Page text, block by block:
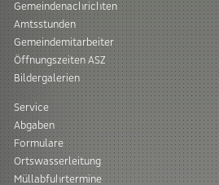
Gemeindenachrichten
Amtsstunden
Gemeindemitarbeiter
Öffnungszeiten ASZ
Bildergalerien
Service
Abgaben
Formulare
Ortswasserleitung
Müllabfuhrtermine